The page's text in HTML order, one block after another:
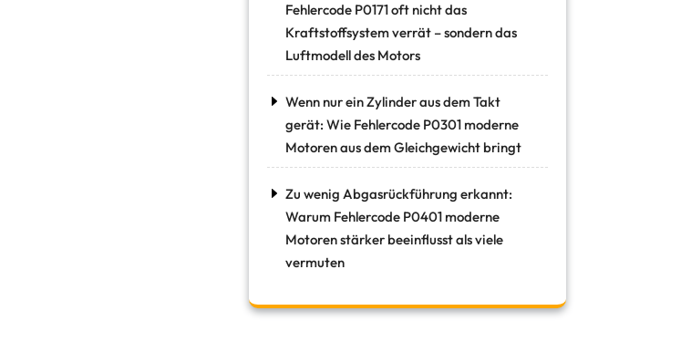
Fehlercode P0171 oft nicht das
Kraftstoffsystem verrät – sondern das
Luftmodell des Motors
Wenn nur ein Zylinder aus dem Takt
gerät: Wie Fehlercode P0301 moderne
Motoren aus dem Gleichgewicht bringt
Zu wenig Abgasrückführung erkannt:
Warum Fehlercode P0401 moderne
Motoren stärker beeinflusst als viele
vermuten